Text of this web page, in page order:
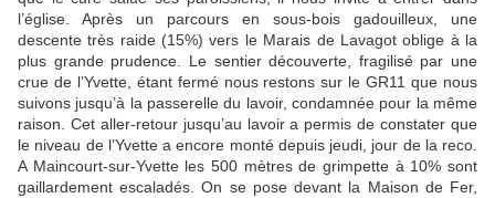
l’église. Après un parcours en sous-bois gadouilleux, une
descente très raide (15%) vers le Marais de Lavagot oblige à la
plus grande prudence. Le sentier découverte, fragilisé par une
crue de l’Yvette, étant fermé nous restons sur le GR11 que nous
suivons jusqu’à la passerelle du lavoir, condamnée pour la même
raison. Cet aller-retour jusqu’au lavoir a permis de constater que
le niveau de l’Yvette a encore monté depuis jeudi, jour de la reco.
A Maincourt-sur-Yvette les 500 mètres de grimpette à 10% sont
gaillardement escaladés. On se pose devant la Maison de Fer,